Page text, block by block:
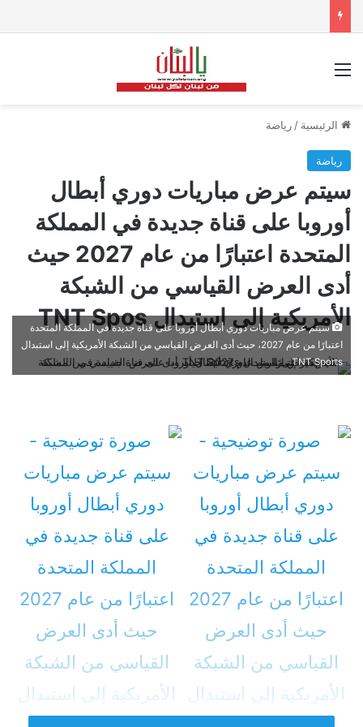
القائمة
الرئيسية / رياضة
رياضة
سيتم عرض مباريات دوري أبطال
أوروبا على قناة جديدة في المملكة
المتحدة اعتبارًا من عام 2027 حيث
أدى العرض القياسي من الشبكة
الأمريكية إلى استبدال TNT Spos
سيتم عرض مباريات دوري أبطال أوروبا على قناة جديدة في المملكة المتحدة
اعتبارًا من عام 2027، حيث أدى العرض القياسي من الشبكة الأمريكية إلى استبدال
TNT Sports